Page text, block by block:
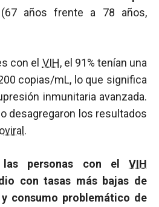
(67 años frente a 78 años,
con el VIH, el 91% tenían una
copias/mL, lo que significa
inmunitaria avanzada.
desagregaron los resultados
.
personas con el VIH
con tasas más bajas de
consumo problemático de